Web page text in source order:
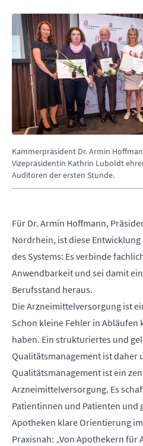
Kammerpräsident Dr. Armin
Vizepräsidentin Kathrin Luboldt
Auditoren der ersten Stunde.
Für Dr. Armin Hoffmann,
Nordrhein, ist diese
des Systems: Es verbinde
Anwendbarkeit und sei damit
Berufsstand heraus.
Die Arzneimittelversorgung ist
Schon kleine Fehler in Abläufen
haben. Ein strukturiertes und
Qualitätsmanagement ist daher
Qualitätsmanagement ist ein
Arzneimittelversorgung. Es
Patientinnen und Patienten und
Apotheken klare Orientierung
Praxisnah: „Von Apothekern für